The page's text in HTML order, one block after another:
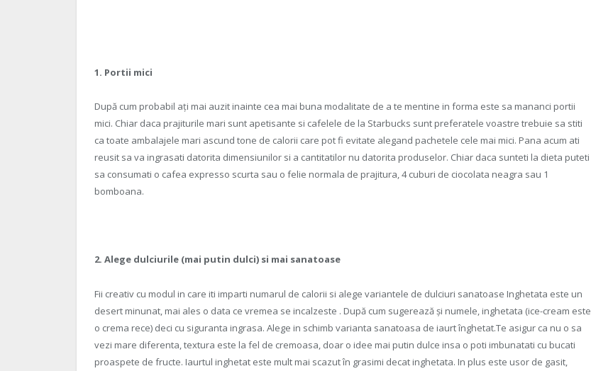
1. Portii mici
După cum probabil ați mai auzit inainte cea mai buna modalitate de a te mentine in forma este sa mananci portii
mici. Chiar daca prajiturile mari sunt apetisante si cafelele de la Starbucks sunt preferatele voastre trebuie sa stiti
ca toate ambalajele mari ascund tone de calorii care pot fi evitate alegand pachetele cele mai mici. Pana acum ati
reusit sa va ingrasati datorita dimensiunilor si a cantitatilor nu datorita produselor. Chiar daca sunteti la dieta puteti
sa consumati o cafea expresso scurta sau o felie normala de prajitura, 4 cuburi de ciocolata neagra sau 1
bomboana.
2. Alege dulciurile (mai putin dulci) si mai sanatoase
Fii creativ cu modul in care iti imparti numarul de calorii si alege variantele de dulciuri sanatoase Inghetata este un
desert minunat, mai ales o data ce vremea se incalzeste . După cum sugerează și numele, inghetata (ice-cream este
o crema rece) deci cu siguranta ingrasa. Alege in schimb varianta sanatoasa de iaurt înghetat.Te asigur ca nu o sa
vezi mare diferenta, textura este la fel de cremoasa, doar o idee mai putin dulce insa o poti imbunatati cu bucati
proaspete de fructe. Iaurtul inghetat este mult mai scazut în grasimi decat inghetata. In plus este usor de gasit,